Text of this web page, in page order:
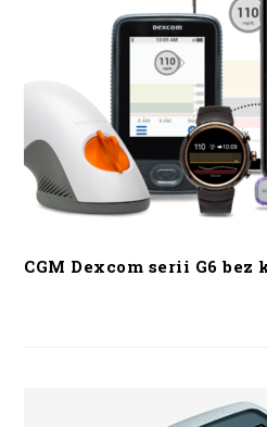
CGM Dexcom serii G6